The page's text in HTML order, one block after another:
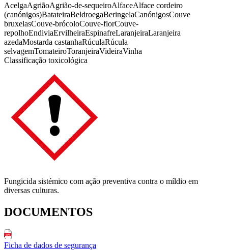
AcelgaAgriãoAgrião-de-sequeiroAlfaceAlface cordeiro
(canónigos)BatateiraBeldroegaBeringelaCanónigosCouve
bruxelasCouve-brócoloCouve-florCouve-
repolhoEndiviaErvilheiraEspinafreLaranjeiraLaranjeira
azedaMostarda castanhaRúculaRúcula
selvagemTomateiroToranjeiraVideiraVinha
Classificação toxicológica
Fungicida sistémico com ação preventiva contra o míldio em
diversas culturas.
DOCUMENTOS
Ficha de dados de segurança